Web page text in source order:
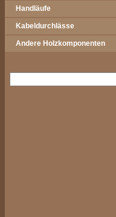
Handläufe
Kabeldurchlässe
Andere Holzkomponenten